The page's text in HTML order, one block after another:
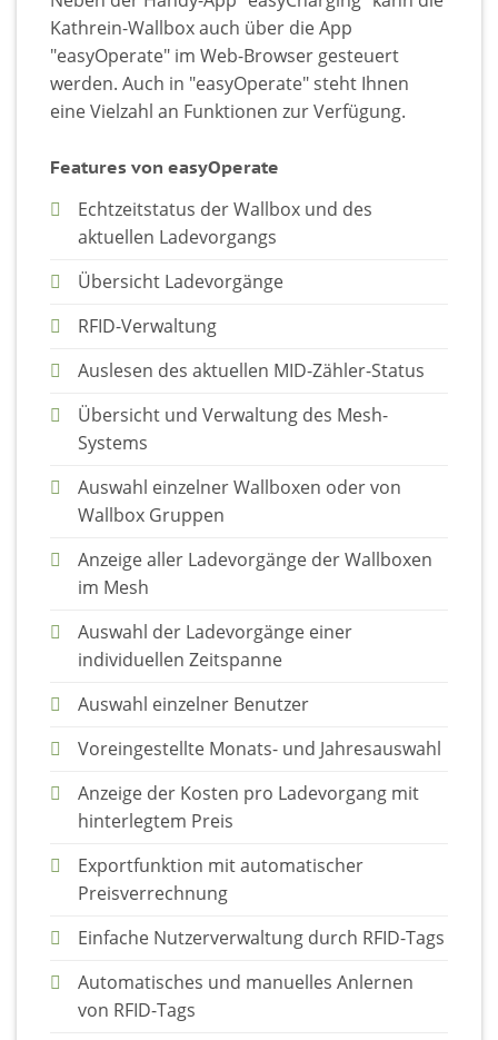
Kathrein-Wallbox auch über die App
"easyOperate" im Web-Browser gesteuert
werden. Auch in "easyOperate" steht Ihnen
eine Vielzahl an Funktionen zur Verfügung.
Features von easyOperate
Echtzeitstatus der Wallbox und des
aktuellen Ladevorgangs
Übersicht Ladevorgänge
RFID-Verwaltung
Auslesen des aktuellen MID-Zähler-Status
Übersicht und Verwaltung des Mesh-
Systems
Auswahl einzelner Wallboxen oder von
Wallbox Gruppen
Anzeige aller Ladevorgänge der Wallboxen
im Mesh
Auswahl der Ladevorgänge einer
individuellen Zeitspanne
Auswahl einzelner Benutzer
Voreingestellte Monats- und Jahresauswahl
Anzeige der Kosten pro Ladevorgang mit
hinterlegtem Preis
Exportfunktion mit automatischer
Preisverrechnung
Einfache Nutzerverwaltung durch RFID-Tags
Automatisches und manuelles Anlernen
von RFID-Tags